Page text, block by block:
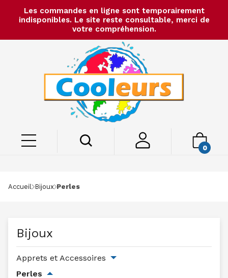
Les commandes en ligne sont temporairement
indisponibles. Le site reste consultable, merci de
votre compréhension.
0
Accueil Bijoux Perles
Bijoux
Apprets et Accessoires
Perles